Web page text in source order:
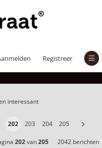
Registreer
gekocht?
interessant
202 203 204 205
202van205 2042 berichten